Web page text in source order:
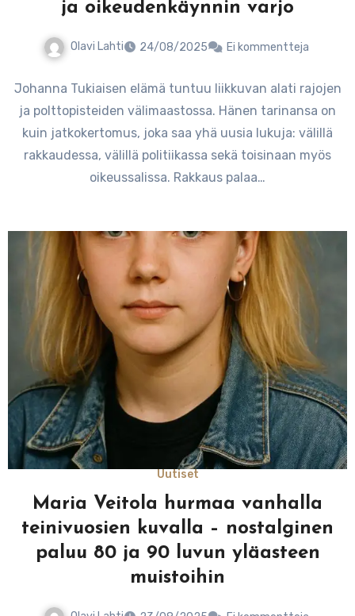
ja oikeudenkäynnin varjo
Olavi Lahti 24/08/2025 Ei kommentteja
Johanna Tukiaisen elämä tuntuu liikkuvan alati rajojen
ja polttopisteiden välimaastossa. Hänen tarinansa on
kuin jatkokertomus, joka saa yhä uusia lukuja: välillä
rakkaudessa, välillä politiikassa sekä toisinaan myös
oikeussalissa. Rakkaus palaa…
Uutiset
Maria Veitola hurmaa vanhalla
teinivuosien kuvalla – nostalginen
paluu 80 ja 90 luvun yläasteen
muistoihin